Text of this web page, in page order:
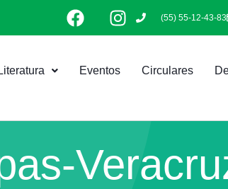
F
a
e
b
I
n
a
(55) 55-12-43-83
Eventos Circulares